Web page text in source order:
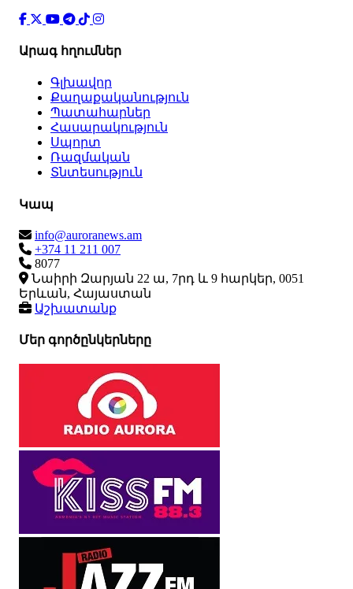
Արագ հղումներ
Գլխավոր
Քաղաքականություն
Պատահարներ
Հասարակություն
Սպորտ
Ռազմական
Տնտեսություն
Կապ
info@auroranews.am
+374 11 211 007
8077
Նաիրի Զարյան 22 ա, 7րդ և 9 հարկեր, 0051
Երևան, Հայաստան
Աշխատանք
Մեր գործընկերները